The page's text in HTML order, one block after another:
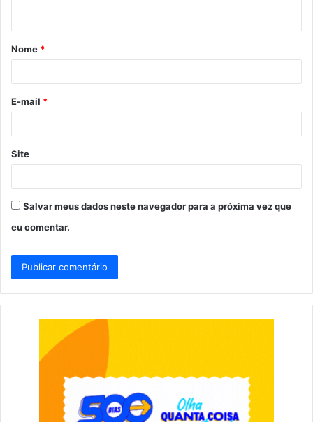
á
r
*
Nome *
E-mail *
Site
Salvar meus dados neste navegador para a próxima vez que
eu comentar.